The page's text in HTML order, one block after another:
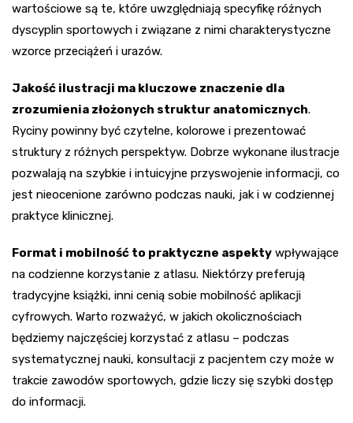
wartościowe są te, które uwzględniają specyfikę różnych
dyscyplin sportowych i związane z nimi charakterystyczne
wzorce przeciążeń i urazów.
Jakość ilustracji ma kluczowe znaczenie dla
zrozumienia złożonych struktur anatomicznych.
Ryciny powinny być czytelne, kolorowe i prezentować
struktury z różnych perspektyw. Dobrze wykonane ilustracje
pozwalają na szybkie i intuicyjne przyswojenie informacji, co
jest nieocenione zarówno podczas nauki, jak i w codziennej
praktyce klinicznej.
Format i mobilność to praktyczne aspekty wpływające
na codzienne korzystanie z atlasu. Niektórzy preferują
tradycyjne książki, inni cenią sobie mobilność aplikacji
cyfrowych. Warto rozważyć, w jakich okolicznościach
będziemy najczęściej korzystać z atlasu – podczas
systematycznej nauki, konsultacji z pacjentem czy może w
trakcie zawodów sportowych, gdzie liczy się szybki dostęp
do informacji.